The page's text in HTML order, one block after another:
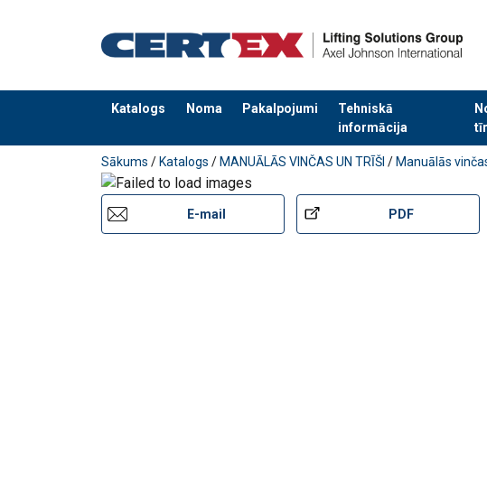
Katalogs Noma Pakalpojumi
Tehniskā
informācija
Pievienots jūsu pasūtījumam
Sākums / Katalogs / MANUĀLĀS VINČAS UN TRĪŠI / Manuālās
E-mail PDF
Marķējums:
Piezīme: